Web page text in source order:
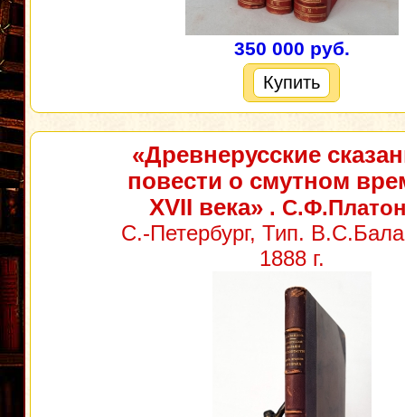
350 000 руб.
Купить
«Древнерусские
повести о смутном
XVII века» .
С.-Петербург, Тип.
1888 г.